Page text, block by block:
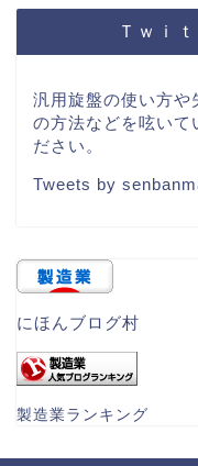
Ｔｗｉ
汎用旋盤の使い方や
の方法などを呟いて
ださい。
Tweets by
にほんブログ村
製造業ランキング